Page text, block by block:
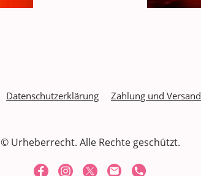
Datenschutzerklärung Zahlung und Versand
© Urheberrecht. Alle Rechte geschützt.